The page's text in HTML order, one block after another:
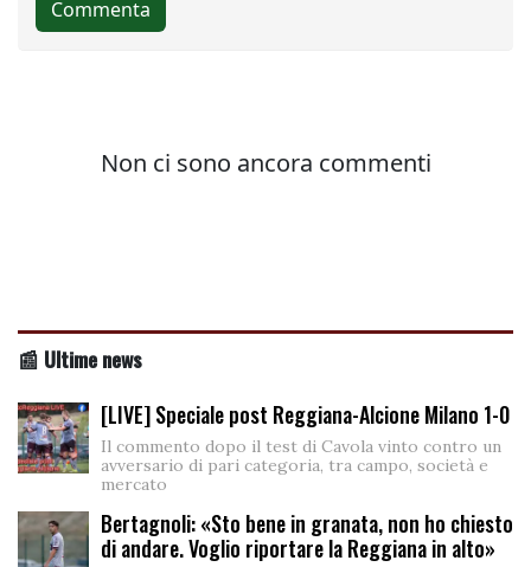
📰 Ultime news
[LIVE] Speciale post Reggiana-Alcione Milano 1-0
Il commento dopo il test di Cavola vinto contro un
avversario di pari categoria, tra campo, società e
mercato
Bertagnoli: «Sto bene in granata, non ho chiesto
di andare. Voglio riportare la Reggiana in alto»